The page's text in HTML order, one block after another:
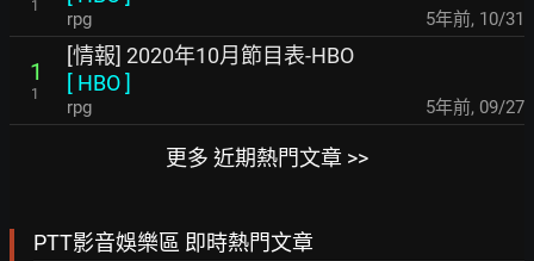
1
rpg 5年前, 10/31
1
1
[情報] 2020年10月節目表-HBO
[ HBO]
rpg 5年前, 09/27
更多 近期熱門文章 >>
PTT影音娛樂區 即時熱門文章